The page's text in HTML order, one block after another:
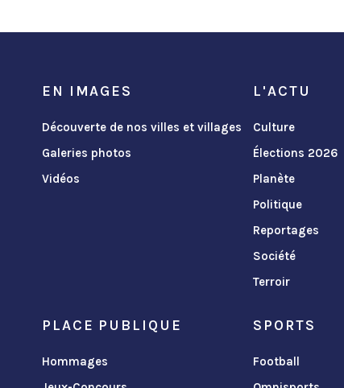
EN IMAGES
Découverte de nos villes et villages
Galeries photos
Vidéos
L'ACTU
Culture
Élections 2026
Planète
Politique
Reportages
Société
Terroir
PLACE PUBLIQUE
Hommages
SPORTS
Football